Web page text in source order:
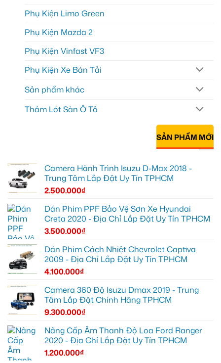
Phụ Kiện Limo Green
Phụ Kiện Mazda 2
Phụ Kiện Vinfast VF3
Phụ Kiện Xe Bán Tải
Sản phẩm khác
Thảm Lót Sàn Ô Tô
SẢN PHẨM MỚI
Camera Hành Trình Isuzu D-Max 2018 -
Trung Tâm Lắp Đặt Uy Tín TPHCM
2.500.000₫
Dán Phim PPF Bảo Vệ Sơn Xe Hyundai
Creta 2020 - Địa Chỉ Lắp Đặt Uy Tín TPHCM
3.500.000₫
Dán Phim Cách Nhiệt Chevrolet Captiva
2009 - Địa Chỉ Lắp Đặt Uy Tín TPHCM
4.100.000₫
Camera 360 Độ Isuzu Dmax 2019 - Trung
Tâm Lắp Đặt Chính Hãng TPHCM
9.300.000₫
Nâng Cấp Âm Thanh Độ Loa Ford Ranger
2020 - Địa Chỉ Lắp Đặt Uy Tín TPHCM
1.200.000₫